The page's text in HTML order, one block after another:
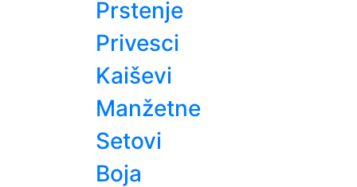
Prstenje
Privesci
Kaiševi
Manžetne
Setovi
Boja